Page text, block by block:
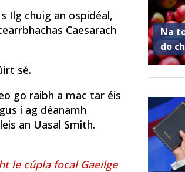
Ilg chuig an ospidéal,
Caesarach
sé.
go raibh a mac tar éis
í ag déanamh
an Uasal Smith.
le cúpla focal Gaeilge
Na
do